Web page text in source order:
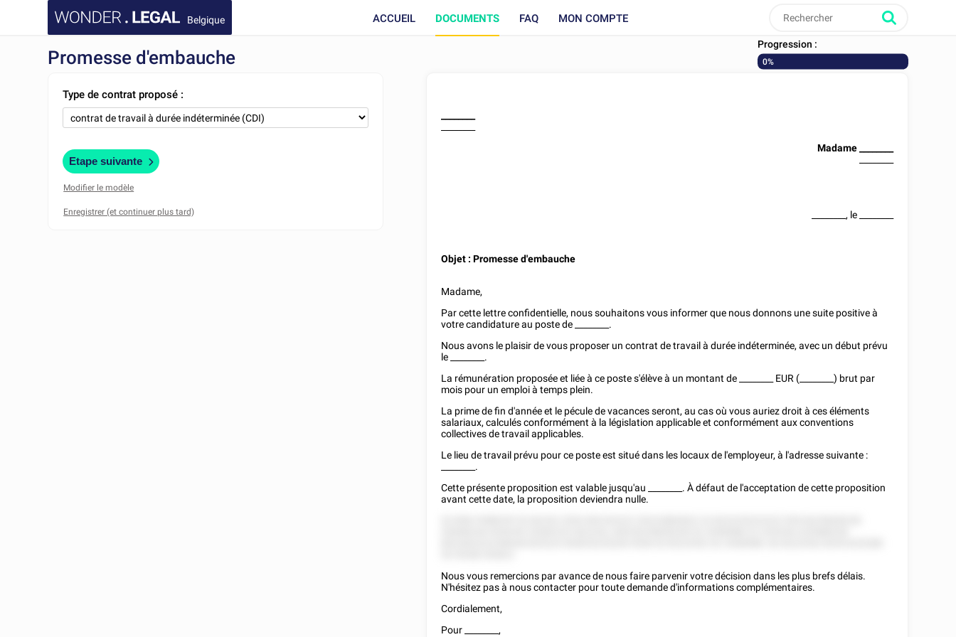
Belgique ACCUEIL DOCUMENTS FAQ MON COMPTE
Promesse d'embauche
Progression :
0%
Type de contrat proposé :
Etape suivante
Modifier le modèle
Madame
, le
Objet : Promesse d'embauche
Madame,
Par cette lettre confidentielle, nous souhaitons vous informer que nous donnons une suite positive à
votre candidature au poste de
.
Nous avons le plaisir de vous proposer un contrat de travail à durée indéterminée, avec un début prévu
le
.
La rémunération proposée et liée à ce poste s'élève à un montant de
EUR (________) brut par
mois pour un emploi à temps plein.
La prime de fin d'année et le pécule de vacances seront, au cas où vous auriez droit à ces éléments
salariaux, calculés conformément à la législation applicable et conformément aux conventions
collectives de travail applicables.
Le lieu de travail prévu pour ce poste est situé dans les locaux de l'employeur, à l'adresse suivante :
.
Cette présente proposition est valable jusqu'au
. À défaut de l'acceptation de cette proposition
avant cette date, la proposition deviendra nulle.
Nous vous remercions par avance de nous faire parvenir votre décision dans les plus brefs délais.
N'hésitez pas à nous contacter pour toute demande d'informations complémentaires.
Cordialement,
Pour
,